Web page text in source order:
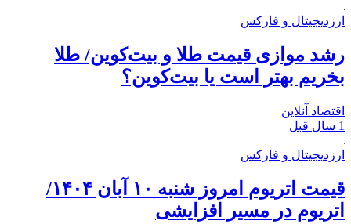
ارزدیجیتال و فارکس
رشد موازی قیمت طلا و بیت‌کوین/ طلا
بخریم بهتر است یا بیت‌کوین؟
اقتصاد آنلاین
1 سال قبل
ارزدیجیتال و فارکس
قیمت اتریوم امروز شنبه ۱۰ آبان ۱۴۰۴/
اتریوم در مسیر افزایشی